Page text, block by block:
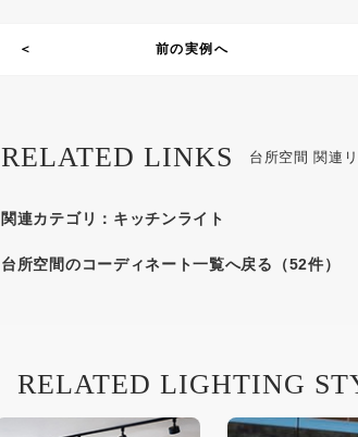
前の実例へ
台所空間 関連
RELATED LINKS
関連カテゴリ： キッチンライト
台所空間のコーディネート一覧へ戻る（52件）
RELATED LIGHTING